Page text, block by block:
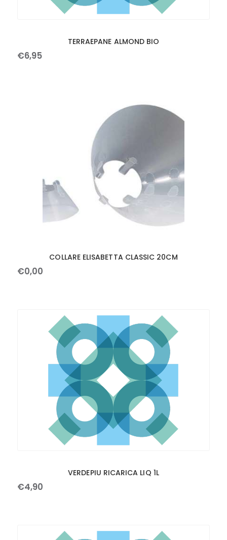
TERRAEPANE ALMOND BIO
€6,95
COLLARE ELISABETTA CLASSIC 20CM
€0,00
VERDEPIU RICARICA LIQ 1L
€4,90